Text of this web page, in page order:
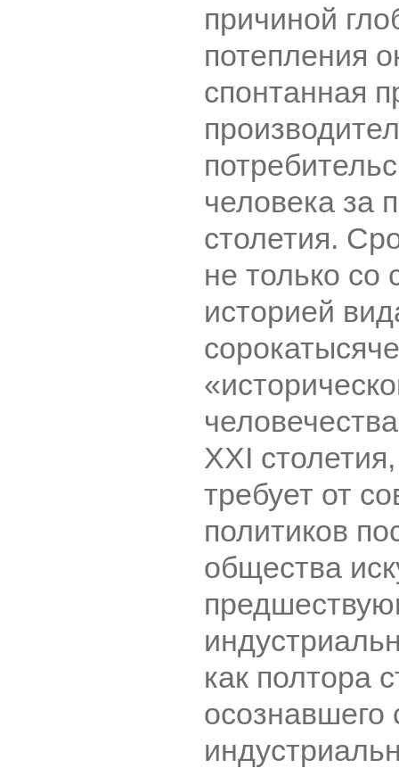
причиной
потепления
спонтанная
человека за
столетия.
не только со
историей
XXI
требует от
политиков
общества
как полтора
осознавшего